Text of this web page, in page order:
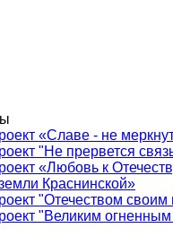
«Славе - не
"Не прервется
«Любовь к
Краснинской»
"Отечеством своим
"Великим